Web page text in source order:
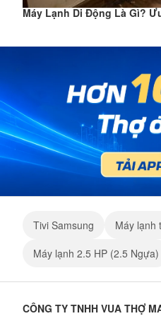
Máy Lạnh Di Động Là Gì?
Tivi Samsung Máy lạnh
Máy lạnh 2.5 HP (2.5 Ngựa)
CÔNG TY TNHH VUA THỢ